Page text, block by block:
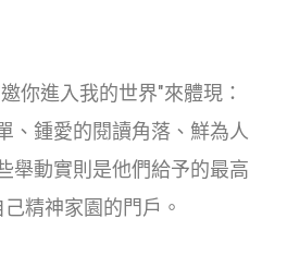
你進入我的世界"來體現：
、鍾愛的閱讀角落、鮮為人
舉動實則是他們給予的最高
精神家園的門戶。